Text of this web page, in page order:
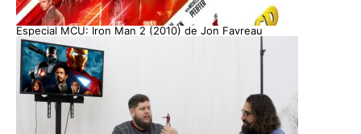
Especial MCU: Iron Man 2 (2010) de Jon Favreau